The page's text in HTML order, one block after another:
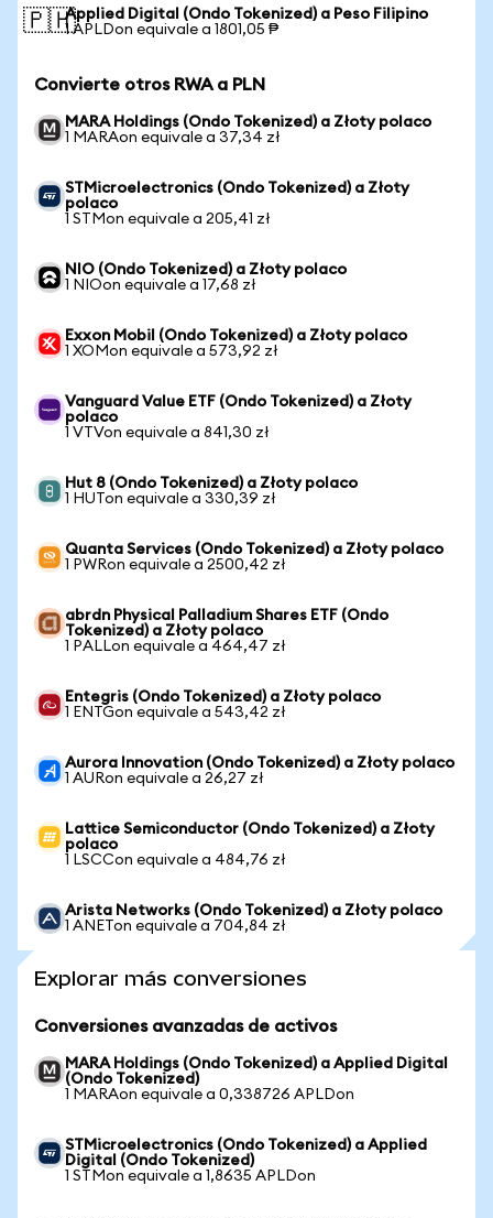
🇵🇭Applied Digital (Ondo Tokenized) a Peso Filipino
1 APLDon equivale a 1801,05 ₱
Convierte otros RWA a PLN
MARA Holdings (Ondo Tokenized) a Złoty polaco
1 MARAon equivale a 37,34 zł
STMicroelectronics (Ondo Tokenized) a Złoty
polaco
1 STMon equivale a 205,41 zł
NIO (Ondo Tokenized) a Złoty polaco
1 NIOon equivale a 17,68 zł
Exxon Mobil (Ondo Tokenized) a Złoty polaco
1 XOMon equivale a 573,92 zł
Vanguard Value ETF (Ondo Tokenized) a Złoty
polaco
1 VTVon equivale a 841,30 zł
Hut 8 (Ondo Tokenized) a Złoty polaco
1 HUTon equivale a 330,39 zł
Quanta Services (Ondo Tokenized) a Złoty polaco
1 PWRon equivale a 2500,42 zł
abrdn Physical Palladium Shares ETF (Ondo
Tokenized) a Złoty polaco
1 PALLon equivale a 464,47 zł
Entegris (Ondo Tokenized) a Złoty polaco
1 ENTGon equivale a 543,42 zł
Aurora Innovation (Ondo Tokenized) a Złoty polaco
1 AURon equivale a 26,27 zł
Lattice Semiconductor (Ondo Tokenized) a Złoty
polaco
1 LSCCon equivale a 484,76 zł
Arista Networks (Ondo Tokenized) a Złoty polaco
1 ANETon equivale a 704,84 zł
Explorar más conversiones
Conversiones avanzadas de activos
MARA Holdings (Ondo Tokenized) a Applied Digital
(Ondo Tokenized)
1 MARAon equivale a 0,338726 APLDon
STMicroelectronics (Ondo Tokenized) a Applied
Digital (Ondo Tokenized)
1 STMon equivale a 1,8635 APLDon